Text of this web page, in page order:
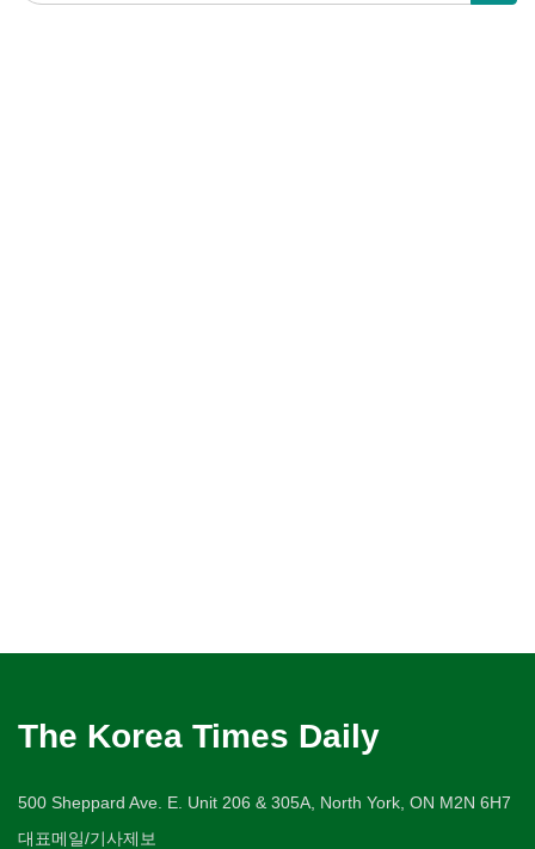
The Korea Times Daily
500 Sheppard Ave. E. Unit 206 & 305A, North York, ON M2N 6H7
대표메일/기사제보